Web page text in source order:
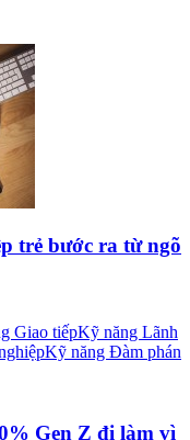
trẻ bước ra từ ngõ
Giao tiếpKỹ năng Lãnh
Kỹ năng Đàm phán
Gen Z đi làm vì